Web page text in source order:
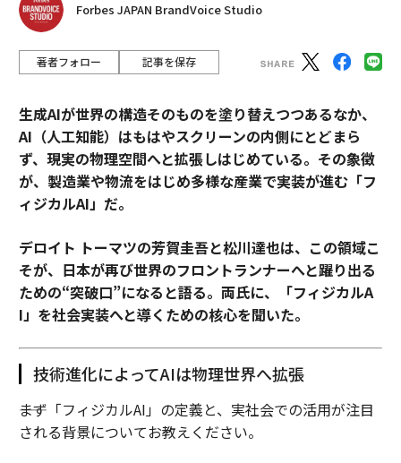
Forbes JAPAN BrandVoice Studio
著者フォロー 記事を保存
生成AIが世界の構造そのものを塗り替えつつあるなか、
AI（人工知能）はもはやスクリーンの内側にとどまら
ず、現実の物理空間へと拡張しはじめている。その象徴
が、製造業や物流をはじめ多様な産業で実装が進む「フ
ィジカルAI」だ。
デロイト トーマツの芳賀圭吾と松川達也は、この領域こ
そが、日本が再び世界のフロントランナーへと躍り出る
ための“突破口”になると語る。両氏に、「フィジカルA
I」を社会実装へと導くための核心を聞いた。
技術進化によってAIは物理世界へ拡張
――まず「フィジカルAI」の定義と、実社会での活用が注目
される背景についてお教えください。